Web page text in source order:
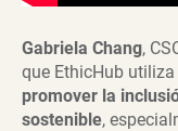
Gabriela Chang,
que EthicHub utiliza
promover la
sostenible,